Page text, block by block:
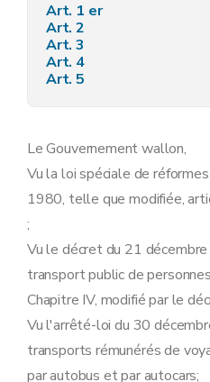
Art. 1 er
Art. 2
Art. 3
Art. 4
Art. 5
Le Gouvernement wallon,
Vu la loi spéciale de
1980, telle que modifiée,
;
Vu le décret du 21
transport public de
Chapitre IV, modifié par le
Vu l'arrêté-loi du 30
transports rémunérés de
par autobus et par autocars;